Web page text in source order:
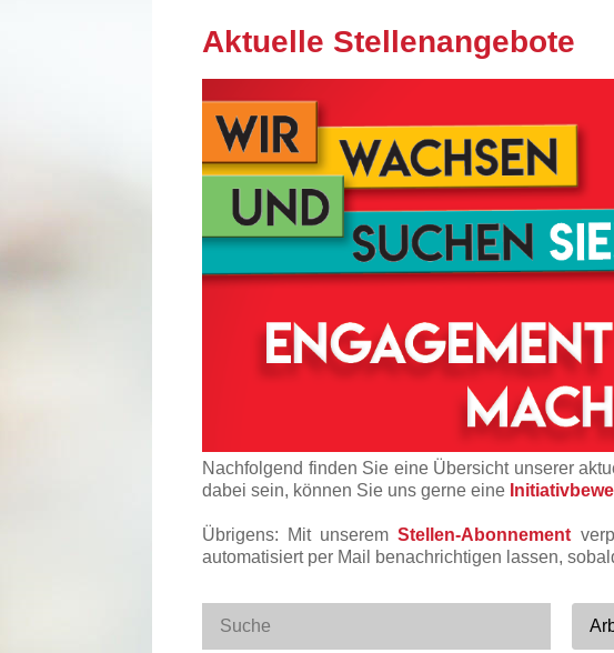
Aktuelle Stellenangebote
Nachfolgend finden Sie eine Übersicht unserer
dabei sein, können Sie uns gerne eine
Übrigens: Mit unseremStellen-Abonnement
automatisiert per Mail benachrichtigen lassen,